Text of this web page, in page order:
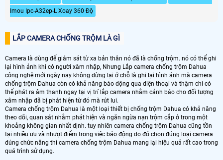
Imou Ipc-A32ep-L Xoay 360 Độ
LẮP CAMERA CHỐNG TRỘM LÀ GÌ
Camera là dùng để giám sát từ xa bản thân nó đã là chống trộm. nó có thể ghi
lại hình ảnh khi có người xâm nhập, Nhưng Lắp camera chống trộm Dahua
công nghệ mới ngày nay không dừng lại ở chỗ là ghi lại hình ảnh mà camera
chống trộm Dahua còn có khả năng báo động qua điện thoại và thậm chí có
thể phát ra âm thanh ngay tại vị trí lắp camera nhằm cảnh báo cho đối tượng
xâm nhập đã bị phát hiện từ đó mà rút lui.
Camera chống trộm Dahua là một loại thiết bị chống trộm Dahua có khả năng
theo dõi, quan sát nhằm phát hiện và ngăn ngừa nạn trộm cắp ở trong một
khoảng không gian nhất định. tuy nhiên camera chống trộm Dahua cũng tồn
tại nhiều ưu và nhượt điểm trong việc báo động do đó chọn đúng loại camera
đúng chức năng thì camera chống trộm Dahua mang lại hiệu quả rất cao trong
quá trình sử dụng.